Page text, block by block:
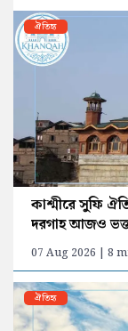
ঐতিহ্য
কাশ্মীরে সুফি
দরগাহ আজও
07 Aug 2026 | 8
ঐতিহ্য